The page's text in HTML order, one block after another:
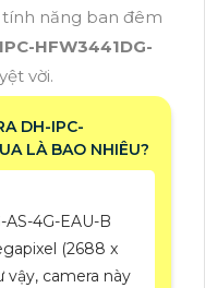
tính năng ban đêm
HFW3441DG-
vời.
DH-IPC-
LÀ BAO NHIÊU?
4G-EAU-B
(2688 x
vậy, camera này